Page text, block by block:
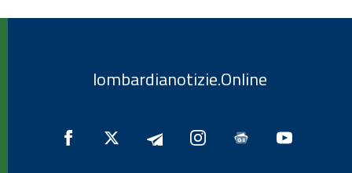
lombardianotizie.Online